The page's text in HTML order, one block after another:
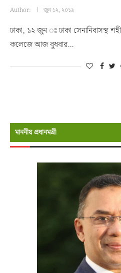
Author: জুন ১২, ২০১৯
ঢাকা, ১২ জুন ঃ ঢাকা সেনানিবাসস্থ
কলেজে আজ বুধবার…
মাননীয় প্রধানমন্রী